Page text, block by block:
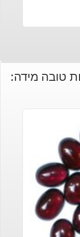
טובה מידה: